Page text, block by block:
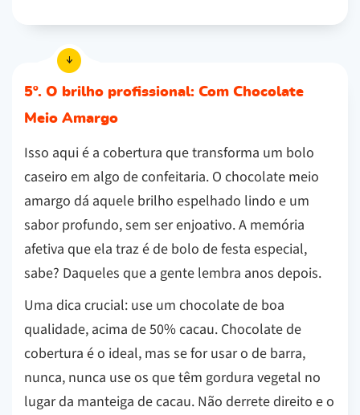
5º. O brilho profissional: Com Chocolate
Meio Amargo
Isso aqui é a cobertura que transforma um bolo
caseiro em algo de confeitaria. O chocolate meio
amargo dá aquele brilho espelhado lindo e um
sabor profundo, sem ser enjoativo. A memória
afetiva que ela traz é de bolo de festa especial,
sabe? Daqueles que a gente lembra anos depois.
Uma dica crucial: use um chocolate de boa
qualidade, acima de 50% cacau. Chocolate de
cobertura é o ideal, mas se for usar o de barra,
nunca, nunca use os que têm gordura vegetal no
lugar da manteiga de cacau. Não derrete direito e o